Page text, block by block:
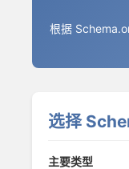
根据
选择
主要类型